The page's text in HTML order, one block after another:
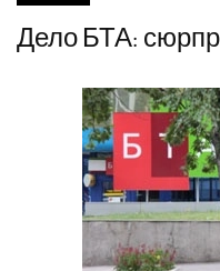
Дело БТА: